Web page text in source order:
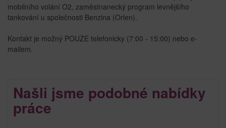
mobilního volání O2, zaměstnanecký program levnějšího
tankování u společnosti Benzina (Orlen).
Kontakt je možný POUZE telefonicky (7:00 - 15:00) nebo e-
mailem.
Našli jsme podobné nabídky
práce